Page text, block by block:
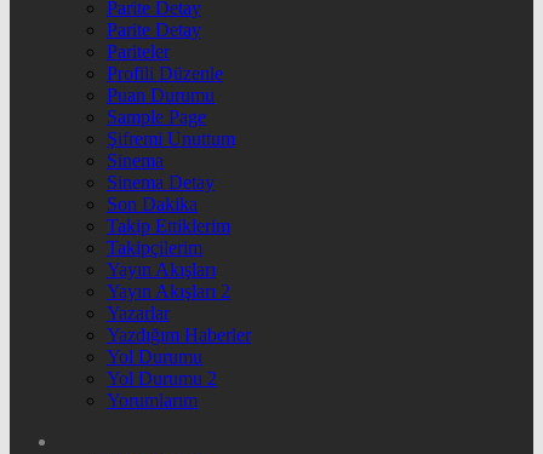
Parite Detay
Parite Detay
Pariteler
Profili Düzenle
Puan Durumu
Sample Page
Şifremi Unuttum
Sinema
Sinema Detay
Son Dakika
Takip Ettiklerim
Takipçilerim
Yayın Akışları
Yayın Akışları 2
Yazarlar
Yazdığım Haberler
Yol Durumu
Yol Durumu 2
Yorumlarım